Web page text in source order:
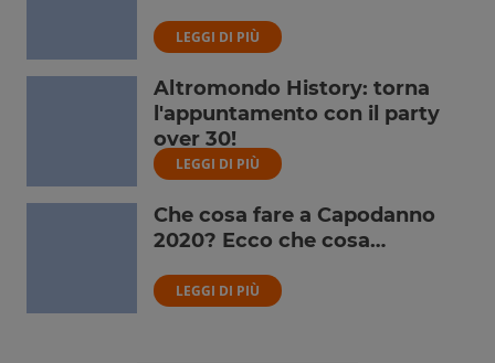
LEGGI DI PIÙ
Altromondo History: torna
l'appuntamento con il party
over 30!
LEGGI DI PIÙ
Che cosa fare a Capodanno
2020? Ecco che cosa…
LEGGI DI PIÙ